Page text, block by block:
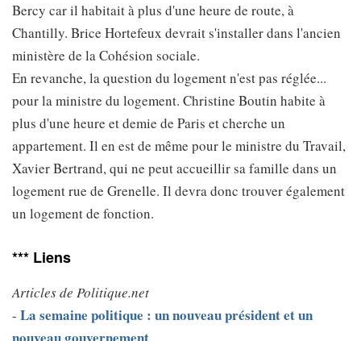
Bercy car il habitait à plus d'une heure de route, à
Chantilly. Brice Hortefeux devrait s'installer dans l'ancien
ministère de la Cohésion sociale.
En revanche, la question du logement n'est pas réglée...
pour la ministre du logement. Christine Boutin habite à
plus d'une heure et demie de Paris et cherche un
appartement. Il en est de même pour le ministre du Travail,
Xavier Bertrand, qui ne peut accueillir sa famille dans un
logement rue de Grenelle. Il devra donc trouver également
un logement de fonction.
*** Liens
Articles de Politique.net
- La semaine politique : un nouveau président et un